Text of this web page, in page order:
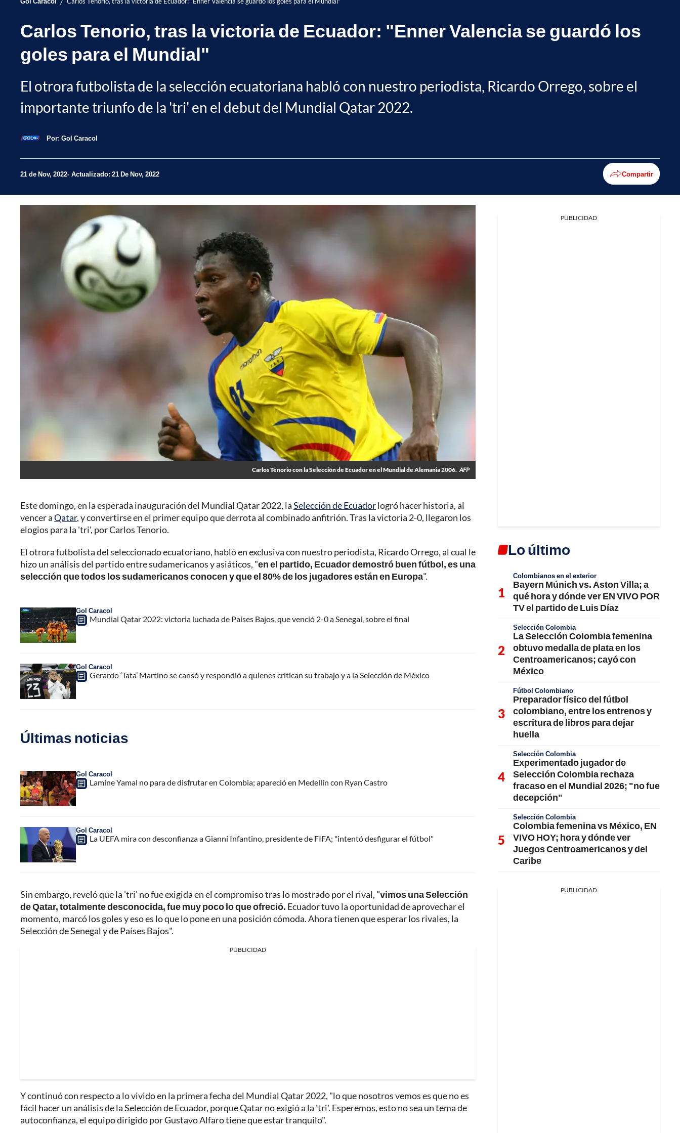
Carlos Tenorio, tras la victoria de Ecuador: "Enner Valencia se guardó los
goles para el Mundial"
El otrora futbolista de la selección ecuatoriana habló con nuestro periodista, Ricardo Orrego, sobre el
importante triunfo de la 'tri' en el debut del Mundial Qatar 2022.
Por: Gol Caracol
21 de Nov, 2022 Actualizado: 21 De Nov, 2022 Compartir
Carlos Tenorio con la Selección de Ecuador en el Mundial de Alemania 2006. AFP
Este domingo, en la esperada inauguración del Mundial Qatar 2022, laSelección de Ecuadorlogró hacer historia, al
vencer aQatar, y convertirse en el primer equipo que derrota al combinado anfitrión. Tras la victoria 2-0, llegaron los
elogios para la 'tri', por Carlos Tenorio.
El otrora futbolista del seleccionado ecuatoriano, habló en exclusiva con nuestro periodista, Ricardo Orrego, al cual le
hizo un análisis del partido entre sudamericanos y asiáticos, "en el partido, Ecuador demostró buen fútbol, es una
selección que todos los sudamericanos conocen y que el 80% de los jugadores están en Europa".
Gol Caracol
Mundial Qatar 2022: victoria luchada de Países Bajos, que venció 2-0 a Senegal, sobre el final
Gol Caracol
Gerardo ‘Tata’ Martino se cansó y respondió a quienes critican su trabajo y a la Selección de México
Últimas noticias
Gol Caracol
Lamine Yamal no para de disfrutar en Colombia; apareció en Medellín con Ryan Castro
Gol Caracol
La UEFA mira con desconfianza a Gianni Infantino, presidente de FIFA; "intentó desfigurar el fútbol"
Sin embargo, reveló que la 'tri' no fue exigida en el compromiso tras lo mostrado por el rival, "vimos una Selección
de Qatar, totalmente desconocida, fue muy poco lo que ofreció. Ecuador tuvo la oportunidad de aprovechar el
momento, marcó los goles y eso es lo que lo pone en una posición cómoda. Ahora tienen que esperar los rivales, la
Selección de Senegal y de Países Bajos".
PUBLICIDAD
Y continuó con respecto a lo vivido en la primera fecha del Mundial Qatar 2022, "lo que nosotros vemos es que no es
fácil hacer un análisis de la Selección de Ecuador, porque Qatar no exigió a la 'tri'. Esperemos, esto no sea un tema de
autoconfianza, el equipo dirigido por Gustavo Alfaro tiene que estar tranquilo".
PUBLICIDAD
Lo último
Colombianos en el exterior
Bayern Múnich vs. Aston Villa; a
qué hora y dónde ver EN VIVO POR
TV el partido de Luis Díaz
Selección Colombia
La Selección Colombia femenina
obtuvo medalla de plata en los
Centroamericanos; cayó con
México
Fútbol Colombiano
Preparador físico del fútbol
colombiano, entre los entrenos y
escritura de libros para dejar
huella
Selección Colombia
Experimentado jugador de
Selección Colombia rechaza
fracaso en el Mundial 2026; "no fue
decepción"
Selección Colombia
Colombia femenina vs México, EN
VIVO HOY; hora y dónde ver
Juegos Centroamericanos y del
Caribe
PUBLICIDAD